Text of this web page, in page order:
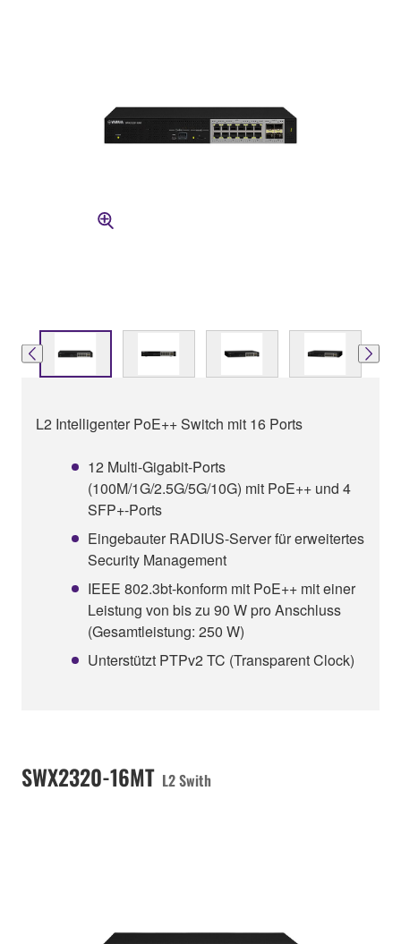
L2 Intelligenter PoE++ Switch mit 16 Ports
12 Multi-Gigabit-Ports
(100M/1G/2.5G/5G/10G) mit PoE++ und 4
SFP+-Ports
Eingebauter RADIUS-Server für erweitertes
Security Management
IEEE 802.3bt-konform mit PoE++ mit einer
Leistung von bis zu 90 W pro Anschluss
(Gesamtleistung: 250 W)
Unterstützt PTPv2 TC (Transparent Clock)
SWX2320-16MT L2 Swith